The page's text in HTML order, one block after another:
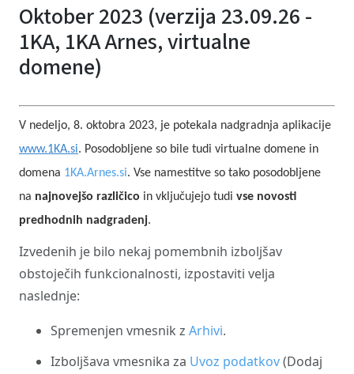
Oktober 2023 (verzija 23.09.26 -
1KA, 1KA Arnes, virtualne
domene)
V nedeljo, 8. oktobra 2023, je potekala nadgradnja aplikacije
www.1KA.si. Posodobljene so bile tudi virtualne domene in
domena 1KA.Arnes.si. Vse namestitve so tako posodobljene
na najnovejšo različico in vključujejo tudi vse novosti
predhodnih nadgradenj.
Izvedenih je bilo nekaj pomembnih izboljšav
obstoječih funkcionalnosti, izpostaviti velja
naslednje:
Spremenjen vmesnik z Arhivi.
Izboljšava vmesnika za Uvoz podatkov(Dodaj